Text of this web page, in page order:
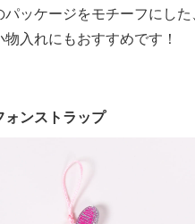
パッケージをモチーフにし
物入れにもおすすめです！
ォンストラップ